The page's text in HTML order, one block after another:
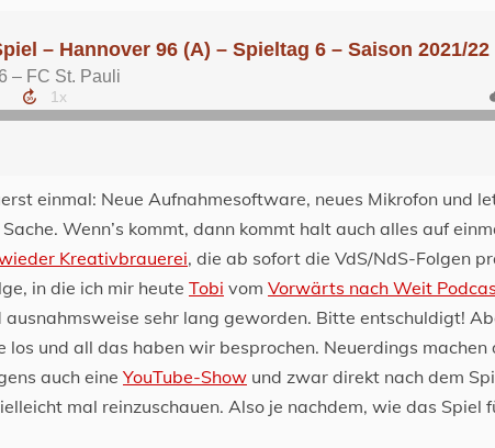
einmal: Neue Aufnahmesoftware, neues Mikrofon und
Wenn’s kommt, dann kommt halt auch alles auf
Kreativbrauerei, die ab sofort die VdS/NdS-Folgen
in die ich mir heute Tobi vom Vorwärts nach Weit
ausnahmsweise sehr lang geworden. Bitte entschuldigt!
los und all das haben wir besprochen. Neuerdings machen
auch eine YouTube-Show und zwar direkt nach dem
mal reinzuschauen. Also je nachdem, wie das Spiel